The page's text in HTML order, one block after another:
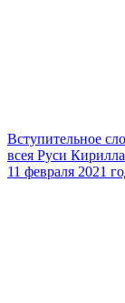
Вступительное
всея Руси
11 февраля 2021